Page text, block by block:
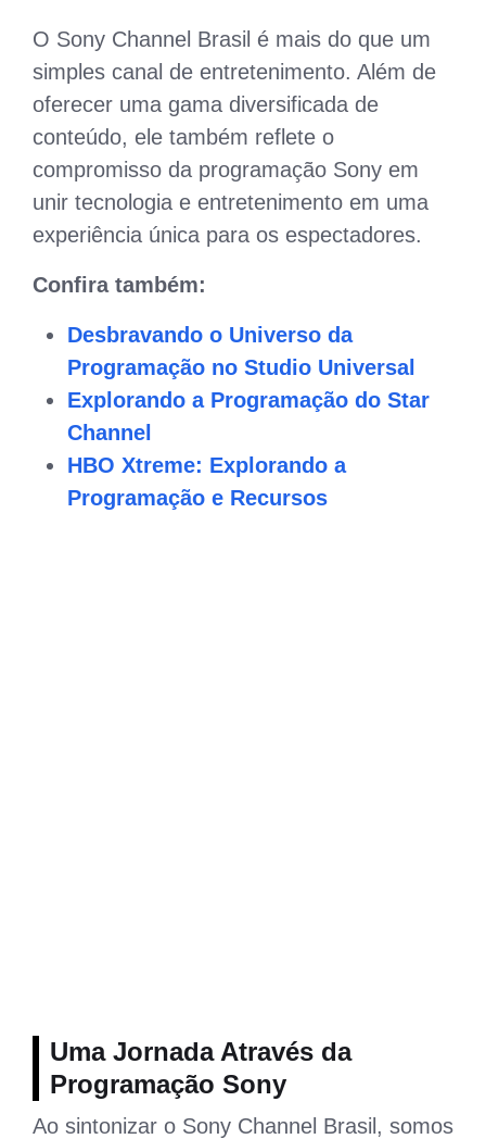
O Sony Channel Brasil é mais do que um
simples canal de entretenimento. Além de
oferecer uma gama diversificada de
conteúdo, ele também reflete o
compromisso da programação Sony em
unir tecnologia e entretenimento em uma
experiência única para os espectadores.
Confira também:
Desbravando o Universo da
Programação no Studio Universal
Explorando a Programação do Star
Channel
HBO Xtreme: Explorando a
Programação e Recursos
Uma Jornada Através da
Programação Sony
Ao sintonizar o Sony Channel Brasil, somos